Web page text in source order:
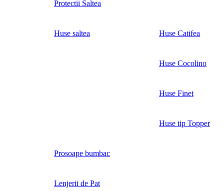
Protectii Saltea
Huse saltea Huse Catifea
Huse Cocolino
Huse Finet
Huse tip Topper
Prosoape bumbac
Lenjerii de Pat